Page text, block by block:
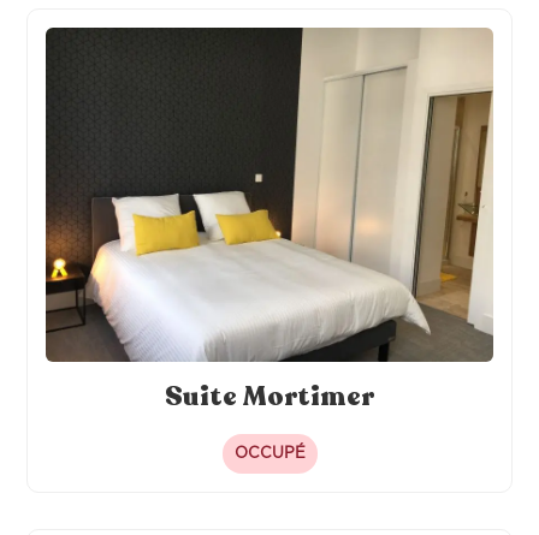
Suite Mortimer
OCCUPÉ